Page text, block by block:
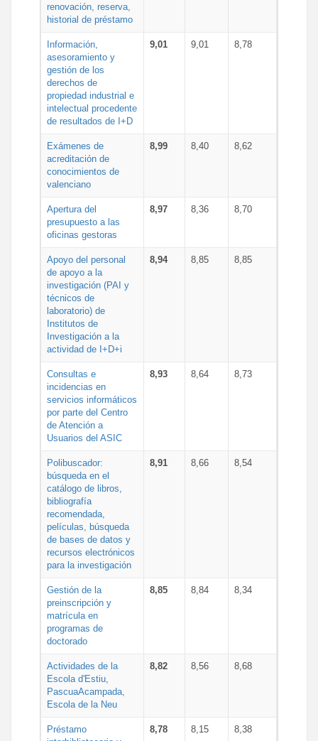
renovación, reserva,
historial de préstamo
Información,
asesoramiento y
gestión de los
derechos de
propiedad industrial e
intelectual procedente
de resultados de I+D
9,01 9,01 8,78
Exámenes de
acreditación de
conocimientos de
valenciano
8,99 8,40 8,62
Apertura del
presupuesto a las
oficinas gestoras
8,97 8,36 8,70
Apoyo del personal
de apoyo a la
investigación (PAI y
técnicos de
laboratorio) de
Institutos de
Investigación a la
actividad de I+D+i
8,94 8,85 8,85
Consultas e
incidencias en
servicios informáticos
por parte del Centro
de Atención a
Usuarios del ASIC
8,93 8,64 8,73
Polibuscador:
búsqueda en el
catálogo de libros,
bibliografía
recomendada,
películas, búsqueda
de bases de datos y
recursos electrónicos
para la investigación
8,91 8,66 8,54
Gestión de la
preinscripción y
matrícula en
programas de
doctorado
8,85 8,84 8,34
Actividades de la
Escola d'Estiu,
PascuaAcampada,
Escola de la Neu
8,82 8,56 8,68
Préstamo
8,78 8,15 8,38